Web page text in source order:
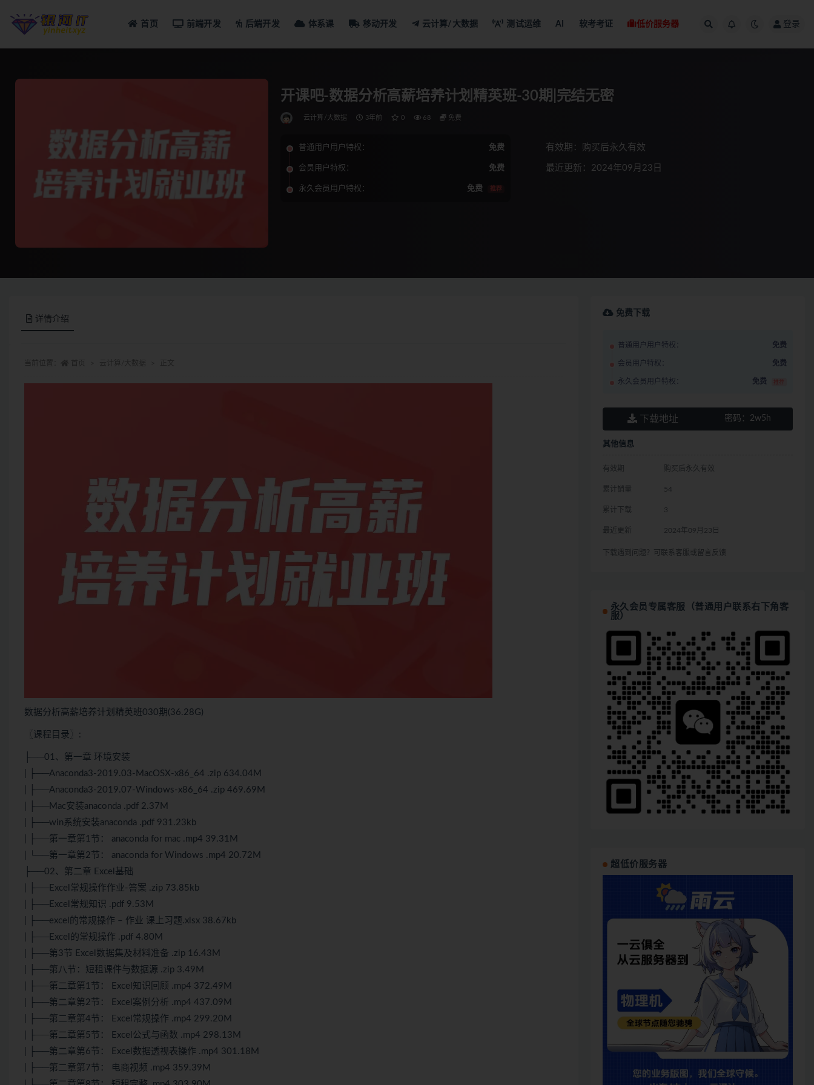
首页 前端开发 后端开发 体系课 移动开发 云计算/大数据 测试运维 AI 软考考证 低价服务器 登录
开课吧-数据分析高薪培养计划精英班-30期|完结无密
云计算/大数据 3年前 0 68 免费
普通用户用户特权： 免费
会员用户特权： 免费
永久会员用户特权： 免费 推荐
有效期：购买后永久有效
最近更新：2024年09月23日
详情介绍
数据分析高薪培养计划精英班030期(36.28G)
〖课程目录〗:
├──01、第一章 环境安装
| ├──Anaconda3-2019.03-MacOSX-x86_64 .zip 634.04M
| ├──Anaconda3-2019.07-Windows-x86_64 .zip 469.69M
| ├──Mac安装anaconda .pdf 2.37M
| ├──win系统安装anaconda .pdf 931.23kb
| ├──第一章第1节： anaconda for mac .mp4 39.31M
| └──第一章第2节： anaconda for Windows .mp4 20.72M
├──02、第二章 Excel基础
| ├──Excel常规操作作业-答案 .zip 73.85kb
| ├──Excel常规知识 .pdf 9.53M
| ├──excel的常规操作 – 作业 课上习题.xlsx 38.67kb
| ├──Excel的常规操作 .pdf 4.80M
| ├──第3节 Excel数据集及材料准备 .zip 16.43M
| ├──第八节：短租课件与数据源 .zip 3.49M
| ├──第二章第1节： Excel知识回顾 .mp4 372.49M
| ├──第二章第2节： Excel案例分析 .mp4 437.09M
| ├──第二章第4节： Excel常规操作 .mp4 299.20M
| ├──第二章第5节： Excel公式与函数 .mp4 298.13M
| ├──第二章第6节： Excel数据透视表操作 .mp4 301.18M
| ├──第二章第7节： 电商视频 .mp4 359.39M
免费下载
普通用户用户特权： 免费
会员用户特权： 免费
永久会员用户特权： 免费 推荐
下载地址 密码： 2w5h
其他信息
有效期 购买后永久有效
累计销量 54
累计下载 3
最近更新 2024年09月23日
下载遇到问题？可联系客服或留言反馈
永久会员专属客服（普通用户联系右下角客
服）
超低价服务器